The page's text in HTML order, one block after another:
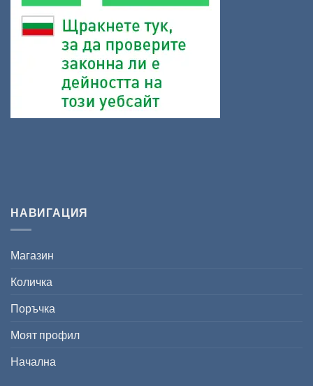
НАВИГАЦИЯ
Магазин
Количка
Поръчка
Моят профил
Начална